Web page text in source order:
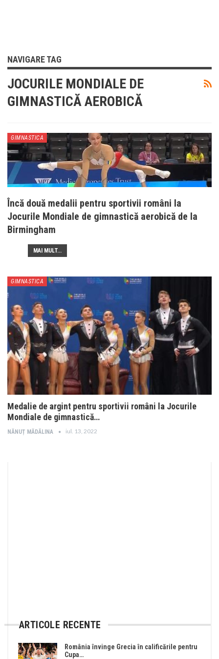
NAVIGARE TAG
JOCURILE MONDIALE DE
GIMNASTICĂ AEROBICĂ
GIMNASTICA
Încă două medalii pentru sportivii români la
Jocurile Mondiale de gimnastică aerobică de la
Birmingham
MAI MULT...
GIMNASTICA
Medalie de argint pentru sportivii români la Jocurile
Mondiale de gimnastică…
NĂNUȚ MĂDĂLINA iul. 13, 2022
ARTICOLE RECENTE
România învinge Grecia în calificările pentru
Cupa…